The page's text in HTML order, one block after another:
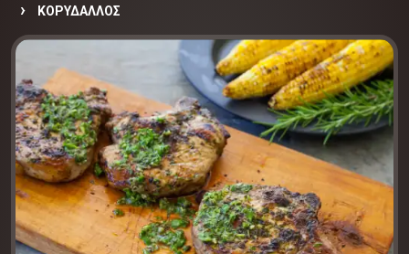
ΚΟΡΥΔΑΛΛΟΣ